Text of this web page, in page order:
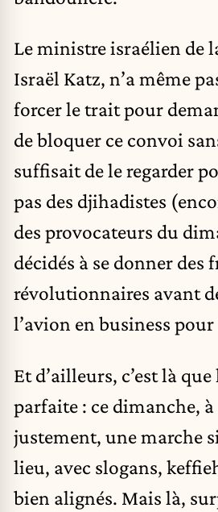
Le ministre israélien de
Israël Katz, n’a même
forcer le trait pour
de bloquer ce convoi
suffisait de le regarder
pas des djihadistes
des provocateurs du
décidés à se donner des
révolutionnaires avant
l’avion en business
Et d’ailleurs, c’est là
parfaite : ce dimanche,
justement, une marche
lieu, avec slogans,
bien alignés. Mais là,